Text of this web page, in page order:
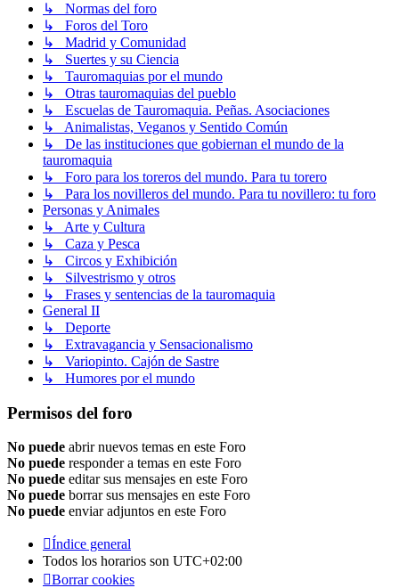
↳ Normas del foro
↳ Foros del Toro
↳ Madrid y Comunidad
↳ Suertes y su Ciencia
↳ Tauromaquias por el mundo
↳ Otras tauromaquias del pueblo
↳ Escuelas de Tauromaquia. Peñas. Asociaciones
↳ Animalistas, Veganos y Sentido Común
↳ De las instituciones que gobiernan el mundo de la
tauromaquia
↳ Foro para los toreros del mundo. Para tu torero
↳ Para los novilleros del mundo. Para tu novillero: tu foro
Personas y Animales
↳ Arte y Cultura
↳ Caza y Pesca
↳ Circos y Exhibición
↳ Silvestrismo y otros
↳ Frases y sentencias de la tauromaquia
General II
↳ Deporte
↳ Extravagancia y Sensacionalismo
↳ Variopinto. Cajón de Sastre
↳ Humores por el mundo
Permisos del foro
No puede abrir nuevos temas en este Foro
No puede responder a temas en este Foro
No puede editar sus mensajes en este Foro
No puede borrar sus mensajes en este Foro
No puede enviar adjuntos en este Foro
Índice general
Todos los horarios son UTC+02:00
Borrar cookies